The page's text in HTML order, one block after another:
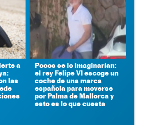
a
las
Pocos se lo imaginarían:
el rey Felipe VI escoge un
coche de una marca
española para moverse
por Palma de Mallorca y
esto es lo que cuesta